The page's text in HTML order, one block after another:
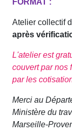
Atelier collectif
après
L'atelier est
couvert par
par les
Merci au
Ministère du
Marseille-